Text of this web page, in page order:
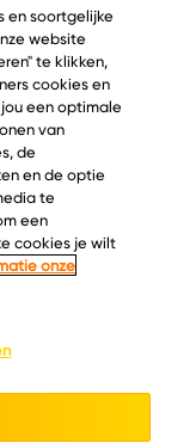
Informatie
Over ons
Ontdek
Keurmerken
en soortgelijke
website
te klikken,
cookies en
een optimale
van
de
en de optie
te
een
cookies je wilt
onze